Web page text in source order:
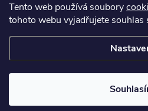
Tento web používá soubory
tohoto webu vyjadřujete souhlas
Copyright 2026INVEST - STAR,